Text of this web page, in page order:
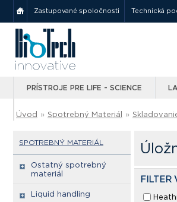
Zastupované spoločnosti Technická
PRÍSTROJE PRE LIFE - SCIENCE
Úvod » Spotrebný Materiál »
SPOTREBNÝ MATERIÁL
Ostatný spotrebný
materiál
Liquid handling
FILTER